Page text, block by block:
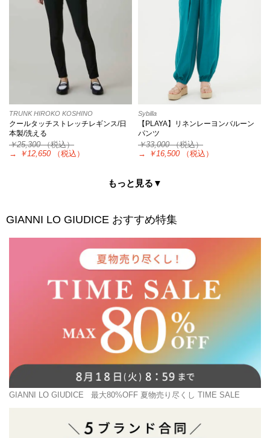
TRUNK HIROKO KOSHINO
クールタッチストレッチレギンス/日
本製/洗える
￥25,300（税込）
→
￥12,650 （税込）
Sybilla
【PLAYA】リネンレーヨンバルーン
パンツ
￥33,000（税込）
→
￥16,500 （税込）
もっと見る▼
GIANNI LO GIUDICE おすすめ特集
GIANNI LO GIUDICE 最大80%OFF 夏物売り尽くし TIME SALE